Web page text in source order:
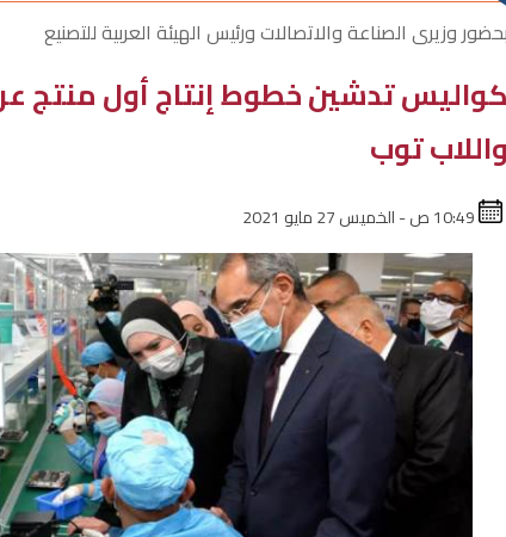
بحضور وزيرى الصناعة والاتصالات ورئيس الهيئة العربية للتصنيع
كواليس تدشين خطوط إنتاج أول منتج
واللاب توب